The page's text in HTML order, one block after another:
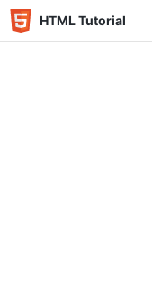
HTML Tutorial